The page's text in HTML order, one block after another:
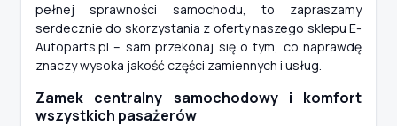
pełnej sprawności samochodu, to zapraszamy
serdecznie do skorzystania z oferty naszego sklepu E-
Autoparts.pl – sam przekonaj się o tym, co naprawdę
znaczy wysoka jakość części zamiennych i usług.
Zamek centralny samochodowy i komfort
wszystkich pasażerów